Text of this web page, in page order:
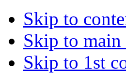
Skip to
Skip to
Skip to 1st